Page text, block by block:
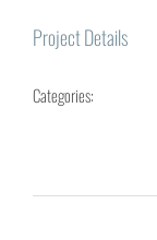
Project Details
Categories: